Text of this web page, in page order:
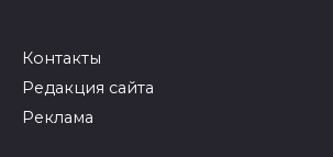
Контакты
Редакция сайта
Реклама